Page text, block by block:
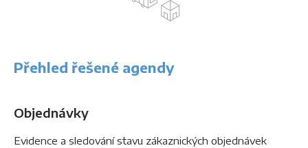
Přehled řešené agendy
Objednávky
Evidence a sledování stavu zákaznických objednávek